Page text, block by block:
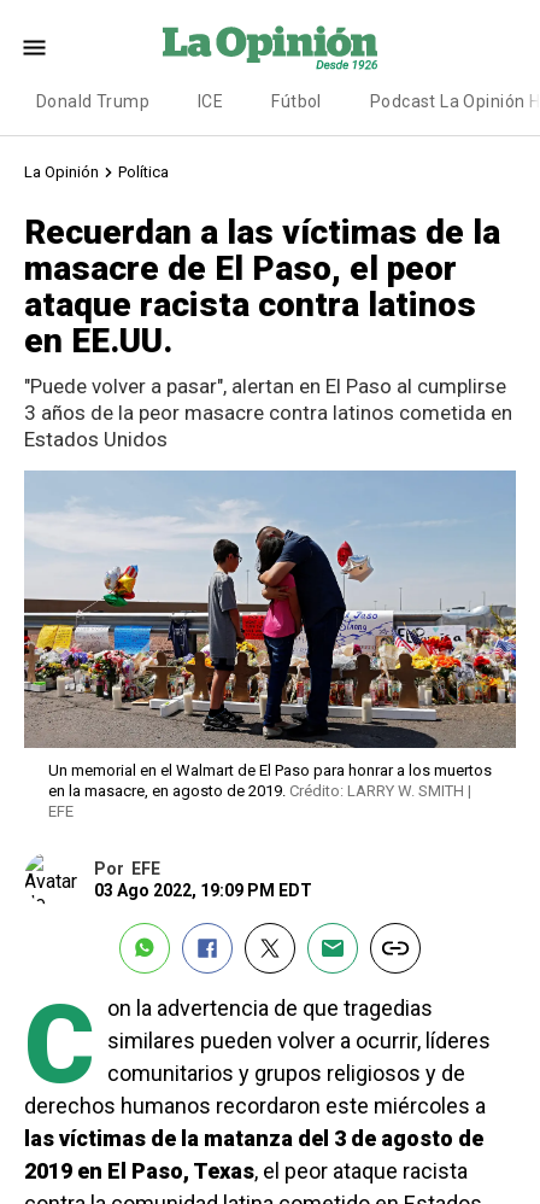
Donald Trump ICE Fútbol Podcast La Opinión
La Opinión Política
Recuerdan a las víctimas de la
masacre de El Paso, el peor
ataque racista contra latinos
en EE.UU.
"Puede volver a pasar", alertan en El Paso al cumplirse
3 años de la peor masacre contra latinos cometida en
Estados Unidos
Un memorial en el Walmart de El Paso para honrar a los muertos
en la masacre, en agosto de 2019. Crédito: LARRY W. SMITH |
EFE
Por EFE
03 Ago 2022, 19:09 PM EDT
C
on la advertencia de que tragedias
similares pueden volver a ocurrir, líderes
comunitarios y grupos religiosos y de
derechos humanos recordaron este miércoles a
las víctimas de la matanza del 3 de agosto de
2019 en El Paso, Texas, el peor ataque racista